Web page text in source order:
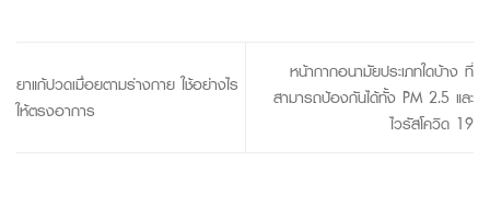
ยาแก้ปวดเมื่อยตามร่างกาย ใช้อย่างไร
ให้ตรงอาการ
หน้ากากอนามัยประเภทใดบ้าง ที่
สามารถป้องกันได้ทั้ง PM 2.5 และ
ไวรัสโควิด 19